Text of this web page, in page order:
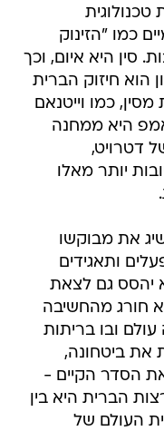
כמו "הזינוק
סין היא איום, וכך
הוא חיזוק הברית
כמו וייטנאם
היא ממחנה
דטרויט,
יותר מאלו
את מבוקשו
ותאגידים
יהסס גם לצאת
חורג מהחשיבה
ובו בריתות
את ביטחונה,
הסדר הקיים -
הברית היא בין
העולם של